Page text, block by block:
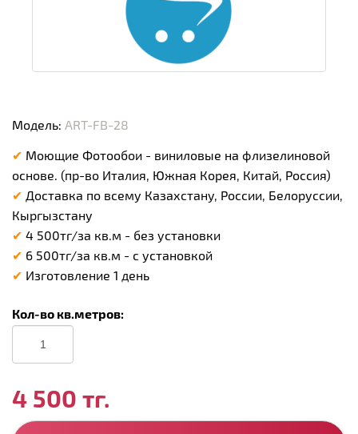
Модель: ART-FB-28
✔ Моющие Фотообои - виниловые на флизелиновой
основе. (пр-во Италия, Южная Корея, Китай, Россия)
✔ Доставка по всему Казахстану, России, Белоруссии,
Кыргызстану
✔ 4 500тг/за кв.м - без установки
✔ 6 500тг/за кв.м - с установкой
✔ Изготовление 1 день
Кол-во кв.метров:
4 500 тг.